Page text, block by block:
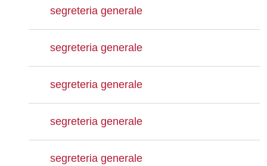
segreteria generale
segreteria generale
segreteria generale
segreteria generale
segreteria generale